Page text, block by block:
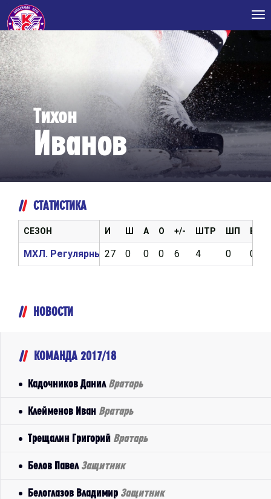
Тихон
Иванов
СТАТИСТИКА
И Ш А О +/- ШТР ШП ВБР
27 0 0 0 6 4 0 0
СЕЗОН
МХЛ. Регулярный чемпионат 2017/2018
НОВОСТИ
КОМАНДА 2017/18
Кадочников Данил Вратарь
Клейменов Иван Вратарь
Трещалин Григорий Вратарь
Белов Павел Защитник
Белоглазов Владимир Защитник